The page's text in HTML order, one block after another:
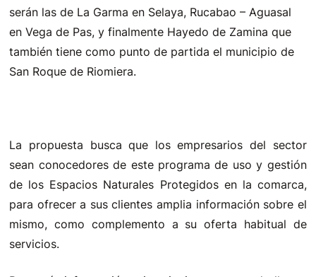
serán las de La Garma en Selaya, Rucabao – Aguasal
en Vega de Pas, y finalmente Hayedo de Zamina que
también tiene como punto de partida el municipio de
San Roque de Riomiera.
La propuesta busca que los empresarios del sector
sean conocedores de este programa de uso y gestión
de los Espacios Naturales Protegidos en la comarca,
para ofrecer a sus clientes amplia información sobre el
mismo, como complemento a su oferta habitual de
servicios.